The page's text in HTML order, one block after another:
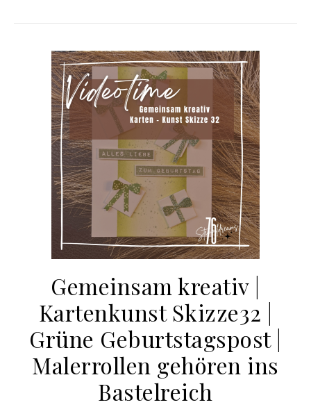
Gemeinsam kreativ |
Kartenkunst Skizze32 |
Grüne Geburtstagspost |
Malerrollen gehören ins
Bastelreich